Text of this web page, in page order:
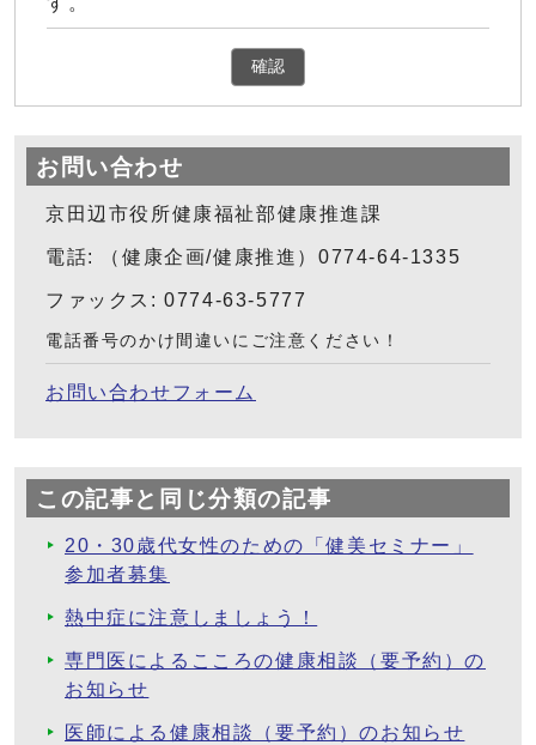
確認
お問い合わせ
京田辺市役所健康福祉部健康推進課
電話: （健康企画/健康推進）0774-64-1335
ファックス: 0774-63-5777
電話番号のかけ間違いにご注意ください！
お問い合わせフォーム
この記事と同じ分類の記事
20・30歳代女性のための「健美セミナー」
参加者募集
熱中症に注意しましょう！
専門医によるこころの健康相談（要予約）の
お知らせ
医師による健康相談（要予約）のお知らせ